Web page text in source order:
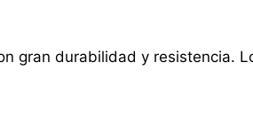
gran durabilidad y resistencia.